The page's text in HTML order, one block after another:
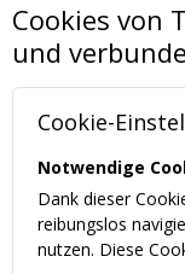
Cookies von
und
Cookie-
Notwendige
Dank dieser
reibungslos
nutzen. Diese